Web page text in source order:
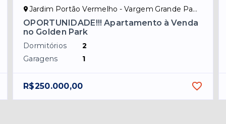
Jardim Portão Vermelho - Vargem Grande Paulista/SP
OPORTUNIDADE!!! Apartamento à Venda
no Golden Park
Dormitórios
2
Garagens
1
R$250.000,00